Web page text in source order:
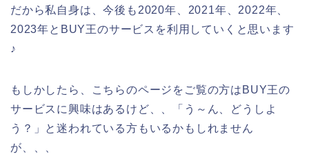
だから私自身は、今後も2020年、2021年、2022年、
2023年とBUY王のサービスを利用していくと思います
♪
もしかしたら、こちらのページをご覧の方はBUY王の
サービスに興味はあるけど、、「う～ん、どうしよ
う？」と迷われている方もいるかもしれません
が、、、